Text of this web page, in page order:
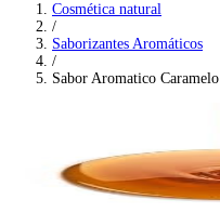
Cosmética natural
/
Saborizantes Aromáticos
/
Sabor Aromatico Caramelo